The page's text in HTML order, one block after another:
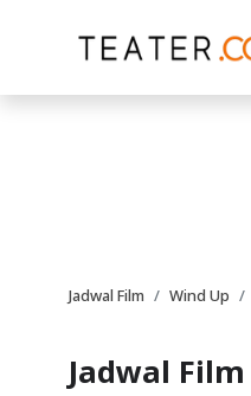
Jadwal Film Wind Up
Jadwal